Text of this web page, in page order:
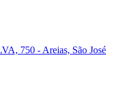
750 - Areias, São José